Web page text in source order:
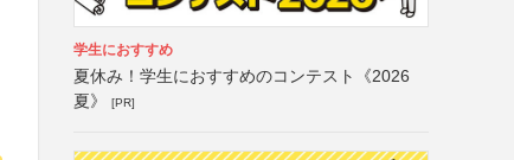
学生におすすめ
夏休み！学生におすすめのコンテスト《2026
夏》
[PR]